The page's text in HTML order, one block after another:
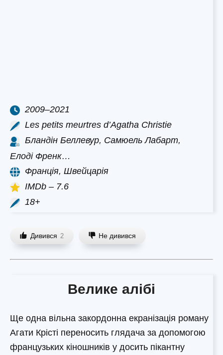
2009–2021
Les petits meurtres d’Agatha Christie
Бландін Беллевур, Самюель Лабарт,
Елоді Френк…
Франція, Швейцарія
IMDb – 7.6
18+
Дивився 2 Не дивився
Велике алібі
Ще одна вільна закордонна екранізація роману
Агати Крісті переносить глядача за допомогою
французьких кіношників у досить пікантну